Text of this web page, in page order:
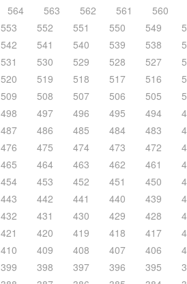
564 563 562 561 560
553 552 551 550 549
542 541 540 539 538
531 530 529 528 527
520 519 518 517 516
509 508 507 506 505
498 497 496 495 494
487 486 485 484 483
476 475 474 473 472
465 464 463 462 461
454 453 452 451 450
443 442 441 440 439
432 431 430 429 428
421 420 419 418 417
410 409 408 407 406
399 398 397 396 395